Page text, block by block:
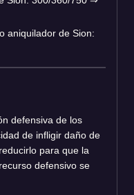
aniquilador de Sion:
defensiva de los
de infligir daño de
para que la
defensivo se